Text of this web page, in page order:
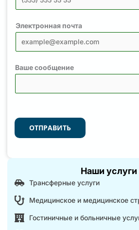
Электронная почта
Ваше сообщение
ОТПРАВИТЬ
Наши услуги
Трансферные услуги
Медицинское и медицинское
Гостиничные и больничные